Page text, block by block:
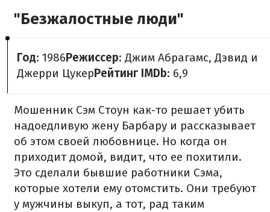
"Безжалостные люди"
Год: 1986Режиссер: Джим Абрагамс, Дэвид и
Джерри ЦукерРейтинг IMDb: 6,9
Мошенник Сэм Стоун как-то решает убить
надоедливую жену Барбару и рассказывает
об этом своей любовнице. Но когда он
приходит домой, видит, что ее похитили.
Это сделали бывшие работники Сэма,
которые хотели ему отомстить. Они требуют
у мужчины выкуп, а тот, рад таким